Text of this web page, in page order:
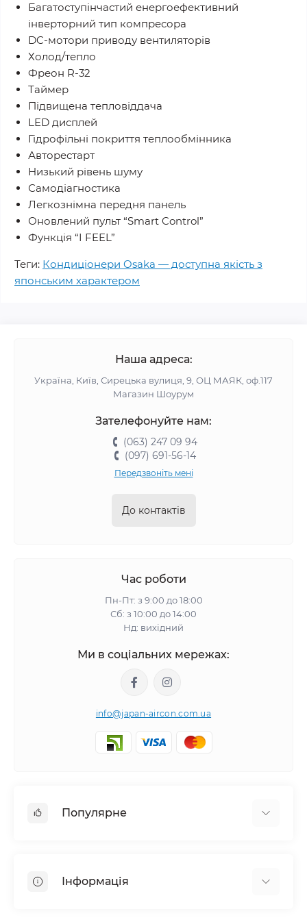
Багатоступінчастий енергоефективний
інверторний тип компресора
DC-мотори приводу вентиляторів
Холод/тепло
Фреон R-32
Таймер
Підвищена тепловіддача
LED дисплей
Гідрофільні покриття теплообмінника
Авторестарт
Низький рівень шуму
Самодіагностика
Легкознімна передня панель
Оновлений пульт “Smart Control”
Функцiя “I FEEL”
Теги: Кондиціонери Osaka — доступна якість з
японським характером
Наша адреса:
Україна, Київ, Сирецька вулиця, 9, ОЦ МАЯК, оф.117
Магазин Шоурум
Зателефонуйте нам:
(063) 247 09 94
(097) 691-56-14
Передзвоніть мені
До контактів
Час роботи
Пн-Пт: з 9:00 до 18:00
Сб: з 10:00 до 14:00
Нд: вихідний
Ми в соціальних мережах:
info@japan-aircon.com.ua
Популярне
Вентиляція
Інформація